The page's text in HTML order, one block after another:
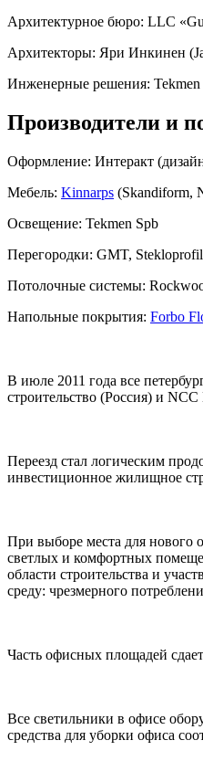
Архитектурное бюро: LLC
Архитекторы: Яри Инкинен
Инженерные решения:
Производители и
Оформление: Интеракт
Мебель: Kinnarps (Skandiform,
Освещение: Tekmen Spb
Перегородки: GMT, Stekloprofil
Потолочные системы:
Напольные покрытия: Forbo
В июле 2011 года все
строительство (Россия) и
Переезд стал логическим
инвестиционное жилищное
При выборе места для нового
светлых и комфортных
области строительства и
среду: чрезмерного
Часть офисных площадей
Все светильники в офисе
средства для уборки офиса